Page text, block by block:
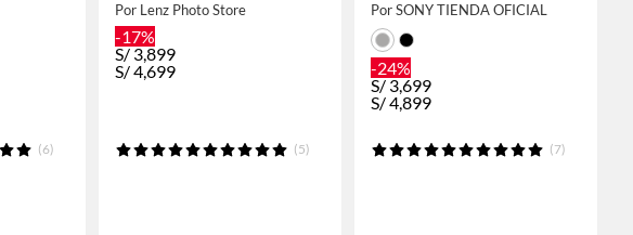
(6)
Por Lenz Photo Store
-17%
S/ 3,899
S/4,699
(5)
Por SONY TIENDA OFICIAL
-24%
S/ 3,699
S/4,899
(7)